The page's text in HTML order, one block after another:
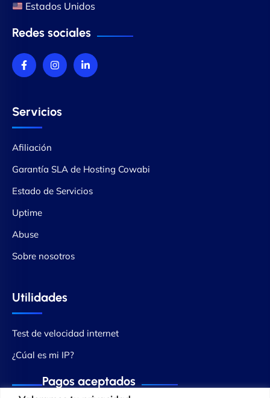
Estados Unidos
Redes sociales
Servicios
Afiliación
Garantía SLA de Hosting Cowabi
Estado de Servicios
Uptime
Abuse
Sobre nosotros
Utilidades
Test de velocidad internet
¿Cúal es mi IP?
Pagos aceptados